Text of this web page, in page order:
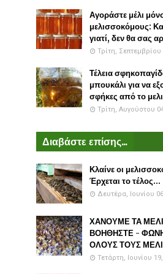
Αγοράστε μέλι
μελισσοκόμους:
γιατί, δεν θα σας
Τρίτη, Σεπτεμβρίου
Τέλεια
μπουκάλι για να
σφήκες από το
Τρίτη, Αυγούστου
Διαβάστε επίσης...
Κλαίνε οι
Έρχεται το τέλος...
Δευτέρα, Ιουνίου
ΧΑΝΟΥΜΕ ΤΑ
ΒΟΗΘΗΣΤΕ -
ΟΛΟΥΣ ΤΟΥΣ
Τετάρτη, Ιουνίου